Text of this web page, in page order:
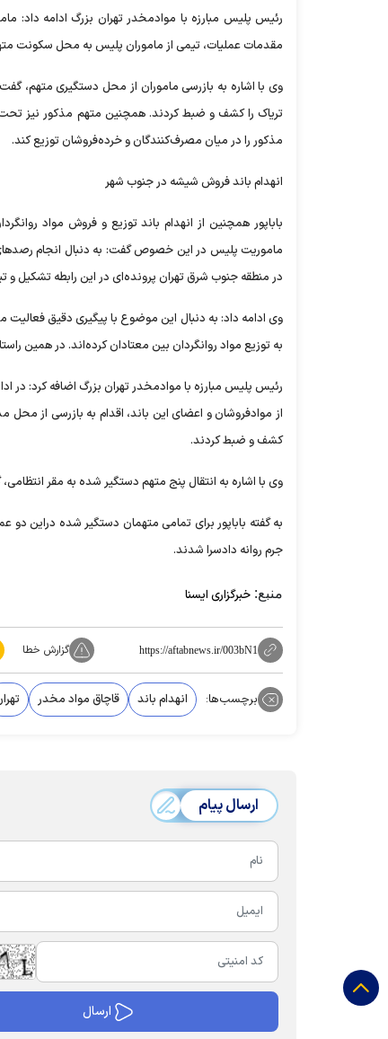
رئیس پلیس مبارزه با موادمخدر تهران بزرگ ادامه داد:
مقدمات عملیات، تیمی از ماموران پلیس به محل سکونت
تریاک را کشف و ضبط کردند. همچنین متهم مذکور نیز
مذکور را در میان مصرف‌کنندگان و خرده‌فروشان توزیع کند.
انهدام باند فروش شیشه در جنوب شهر
باباپور همچنین از انهدام باند توزیع و فروش مواد
ماموریت پلیس در این خصوص گفت:‌ به دنبال انجام
در منطقه جنوب شرق تهران پرونده‌ای در این رابطه تشکیل و
وی ادامه داد: به دنبال این موضوع با پیگیری دقیق
به توزیع مواد روانگردان بین معتادان کرده‌اند. در همین
رئیس پلیس مبارزه با موادمخدر تهران بزرگ اضافه کرد:‌ در
از موادفروشان و اعضای این باند، اقدام به بازرسی از
کشف و ضبط کردند.
وی با اشاره به انتقال پنج متهم دستگیر شده به مقر
به گفته باباپور برای تمامی متهمان دستگیر شده دراین
جرم روانه دادسرا شدند.
منبع: خبرگزاری ایسنا
https://aftabnews.ir/003bN1 گزارش خطا
برچسب‌ها: انهدام باند قاچاق مواد مخدر
ارسال پیام